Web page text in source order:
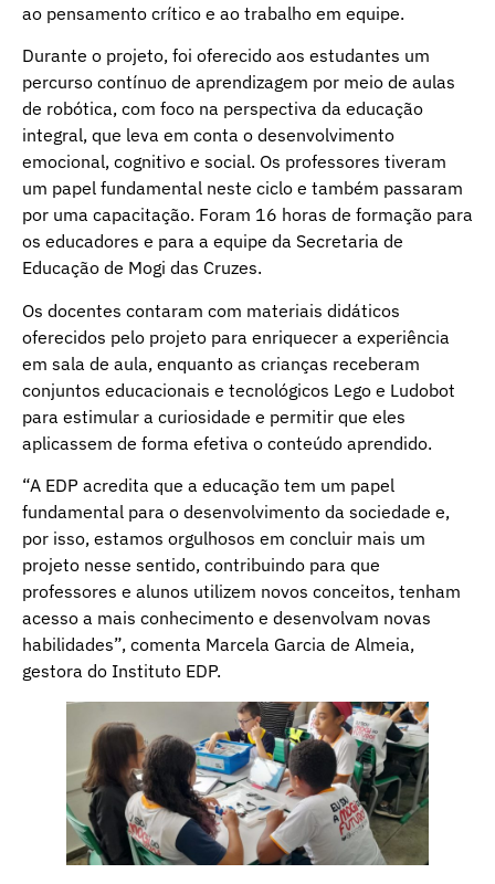
ao pensamento crítico e ao trabalho em equipe.
Durante o projeto, foi oferecido aos estudantes um
percurso contínuo de aprendizagem por meio de aulas
de robótica, com foco na perspectiva da educação
integral, que leva em conta o desenvolvimento
emocional, cognitivo e social. Os professores tiveram
um papel fundamental neste ciclo e também passaram
por uma capacitação. Foram 16 horas de formação para
os educadores e para a equipe da Secretaria de
Educação de Mogi das Cruzes.
Os docentes contaram com materiais didáticos
oferecidos pelo projeto para enriquecer a experiência
em sala de aula, enquanto as crianças receberam
conjuntos educacionais e tecnológicos Lego e Ludobot
para estimular a curiosidade e permitir que eles
aplicassem de forma efetiva o conteúdo aprendido.
“A EDP acredita que a educação tem um papel
fundamental para o desenvolvimento da sociedade e,
por isso, estamos orgulhosos em concluir mais um
projeto nesse sentido, contribuindo para que
professores e alunos utilizem novos conceitos, tenham
acesso a mais conhecimento e desenvolvam novas
habilidades”, comenta Marcela Garcia de Almeia,
gestora do Instituto EDP.